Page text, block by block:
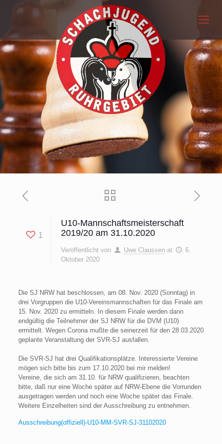
1
U10-Mannschaftsmeisterschaft
2019/20 am 31.10.2020
Veröffentlicht von Uwe Claussen at
6.
Oktober 2020
Die SJ NRW hat beschlossen, am 08. Nov. 2020 (Sonntag) in
drei Vorgruppen die U10-Vereinsmannschaften für das Finale am
15. Nov. 2020 zu ermitteln. In diesem Finale werden dann
endgültig die Teilnehmer der SJ NRW für die DVM (U10)
ermittelt. Wegen Corona mußte die seinerzeit für den 28.03.2020
geplante Veranstaltung der SVR-SJ ausfallen.
Die SVR-SJ hat drei Qualifikationsplätze. Interessierte Vereine
mögen sich bitte bis zum 17.10.2020 bei mir melden!
Vereine, die sich am 31.10. für NRW qualifizieren, beachten
bitte, daß nur eine Woche später auf NRW-Ebene die Vorrunden
ausgetragen werden und noch eine Woche später das Finale.
Weitere Einzelheiten sind der Ausschreibung zu entnehmen.
Ausschreibung(offiziell)-U10-MM-SVR-SJ-31102020